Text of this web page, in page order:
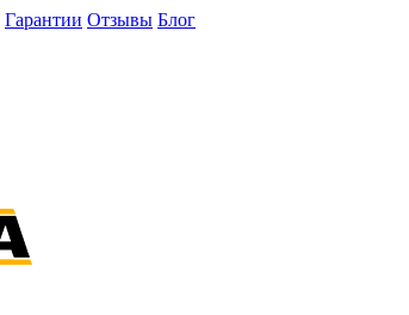
Гарантии Отзывы Блог